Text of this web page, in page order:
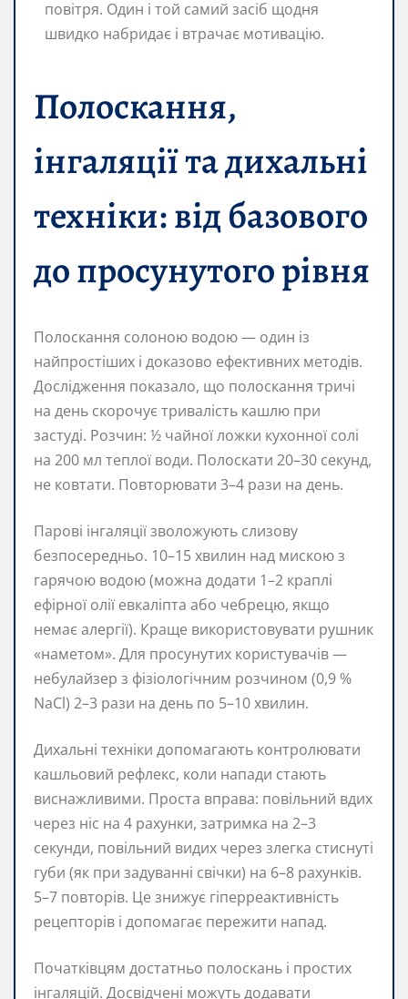
повітря. Один і той самий засіб щодня
швидко набридає і втрачає мотивацію.
Полоскання,
інгаляції та дихальні
техніки: від базового
до просунутого рівня
Полоскання солоною водою — один із
найпростіших і доказово ефективних методів.
Дослідження показало, що полоскання тричі
на день скорочує тривалість кашлю при
застуді. Розчин: ½ чайної ложки кухонної солі
на 200 мл теплої води. Полоскати 20–30 секунд,
не ковтати. Повторювати 3–4 рази на день.
Парові інгаляції зволожують слизову
безпосередньо. 10–15 хвилин над мискою з
гарячою водою (можна додати 1–2 краплі
ефірної олії евкаліпта або чебрецю, якщо
немає алергії). Краще використовувати рушник
«наметом». Для просунутих користувачів —
небулайзер з фізіологічним розчином (0,9 %
NaCl) 2–3 рази на день по 5–10 хвилин.
Дихальні техніки допомагають контролювати
кашльовий рефлекс, коли напади стають
виснажливими. Проста вправа: повільний вдих
через ніс на 4 рахунки, затримка на 2–3
секунди, повільний видих через злегка стиснуті
губи (як при задуванні свічки) на 6–8 рахунків.
5–7 повторів. Це знижує гіперреактивність
рецепторів і допомагає пережити напад.
Початківцям достатньо полоскань і простих
інгаляцій. Досвідчені можуть додавати